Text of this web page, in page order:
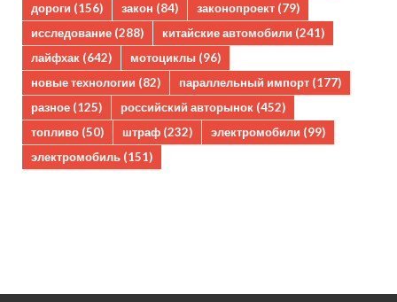
дороги (156) закон (84) законопроект (79)
исследование (288) китайские автомобили (241)
лайфхак (642) мотоциклы (96)
новые технологии (82) параллельный импорт (177)
разное (125) российский авторынок (452)
топливо (50) штраф (232) электромобили (99)
электромобиль (151)